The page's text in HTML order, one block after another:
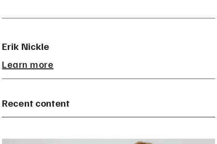
Erik Nickle
Learn more
Recent content